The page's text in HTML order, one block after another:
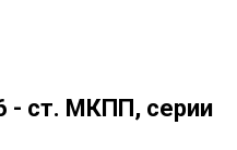
- ст. МКПП, серии